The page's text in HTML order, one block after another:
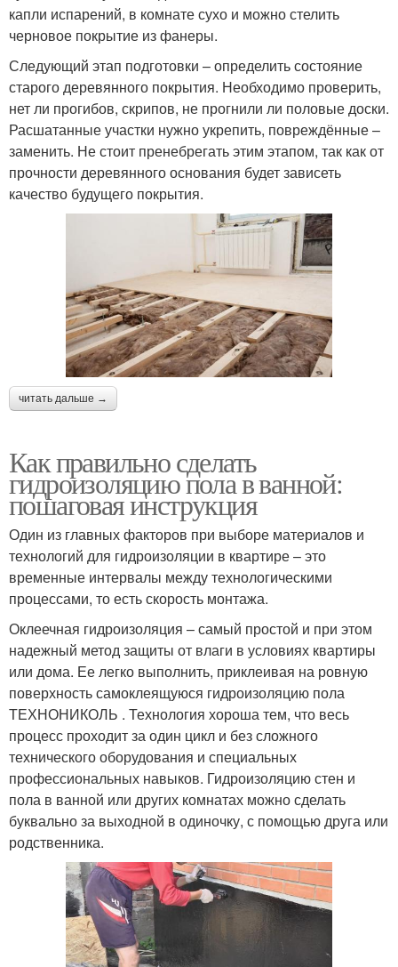
капли испарений, в комнате сухо и можно стелить
черновое покрытие из фанеры.
Следующий этап подготовки – определить состояние
старого деревянного покрытия. Необходимо проверить,
нет ли прогибов, скрипов, не прогнили ли половые доски.
Расшатанные участки нужно укрепить, повреждённые –
заменить. Не стоит пренебрегать этим этапом, так как от
прочности деревянного основания будет зависеть
качество будущего покрытия.
читать дальше →
Как правильно сделать
гидроизоляцию пола в ванной:
пошаговая инструкция
Один из главных факторов при выборе материалов и
технологий для гидроизоляции в квартире – это
временные интервалы между технологическими
процессами, то есть скорость монтажа.
Оклеечная гидроизоляция – самый простой и при этом
надежный метод защиты от влаги в условиях квартиры
или дома. Ее легко выполнить, приклеивая на ровную
поверхность самоклеящуюся гидроизоляцию пола
ТЕХНОНИКОЛЬ . Технология хороша тем, что весь
процесс проходит за один цикл и без сложного
технического оборудования и специальных
профессиональных навыков. Гидроизоляцию стен и
пола в ванной или других комнатах можно сделать
буквально за выходной в одиночку, с помощью друга или
родственника.